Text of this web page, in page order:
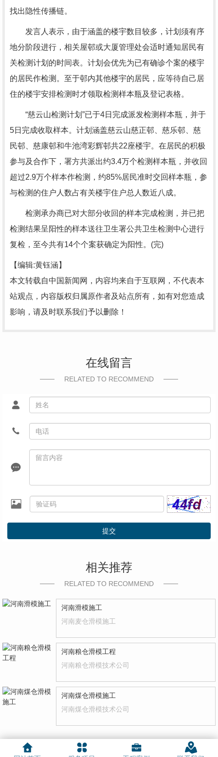
找出隐性传播链。
发言人表示，由于涵盖的楼宇数目较多，计划须有序
地分阶段进行，相关屋邨或大厦管理处会适时通知居民有
关检测计划的时间表。计划会优先为已有确诊个案的楼宇
的居民作检测。至于邨内其他楼宇的居民，应等待自己居
住的楼宇安排检测时才领取检测样本瓶及登记表格。
“慈云山检测计划”已于4日完成派发检测样本瓶，并于
5日完成收取样本。计划涵盖慈云山慈正邨、慈乐邨、慈
民邨、慈康邨和牛池湾彩辉邨共22座楼宇。在居民的积极
参与及合作下，署方共派出约3.4万个检测样本瓶，并收回
超过2.9万个样本作检测，约85%居民准时交回样本瓶，参
与检测的住户人数占有关楼宇住户总人数近八成。
检测承办商已对大部分收回的样本完成检测，并已把
检测结果呈阳性的样本送往卫生署公共卫生检测中心进行
复检，至今共有14个个案获确定为阳性。(完)
【编辑:黄钰涵】
本文转载自中国新闻网，内容均来自于互联网，不代表本
站观点，内容版权归属原作者及站点所有，如有对您造成
影响，请及时联系我们予以删除！
在线留言
RELATED TO RECOMMEND
提交
相关推荐
RELATED TO RECOMMEND
河南滑模施工
河南麦仓滑模施工
河南粮仓滑模工程
河南粮仓滑模技术公司
河南煤仓滑模施工
河南煤仓滑模技术公司